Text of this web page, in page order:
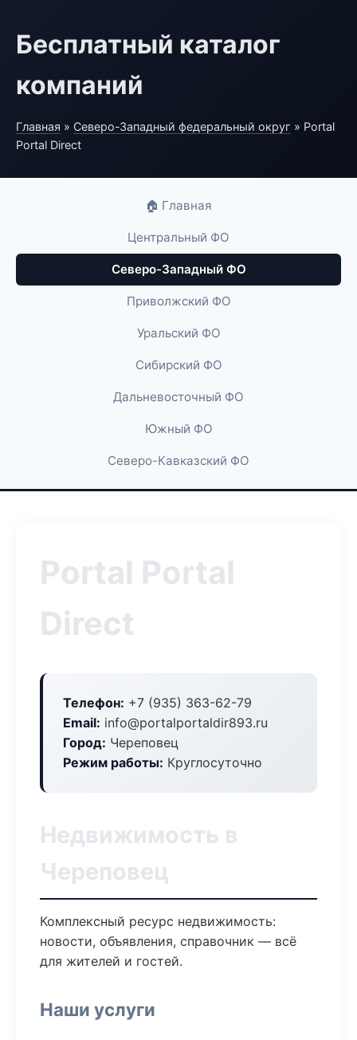
Бесплатный каталог
компаний
Главная » Северо-Западный федеральный округ » Portal
Portal Direct
🏠 Главная
Центральный ФО
Северо-Западный ФО
Приволжский ФО
Уральский ФО
Сибирский ФО
Дальневосточный ФО
Южный ФО
Северо-Кавказский ФО
Portal Portal
Direct
Телефон: +7 (935) 363-62-79
Email: info@portalportaldir893.ru
Город: Череповец
Режим работы: Круглосуточно
Недвижимость в
Череповец
Комплексный ресурс недвижимость:
новости, объявления, справочник — всё
для жителей и гостей.
Наши услуги